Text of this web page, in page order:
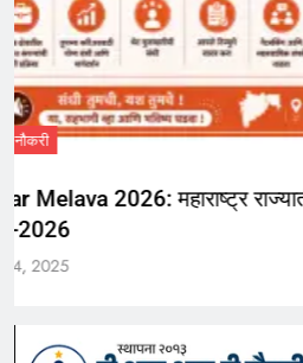
क’ पदांच्या 5707 जागांसाठी भरती
July 4, 2025